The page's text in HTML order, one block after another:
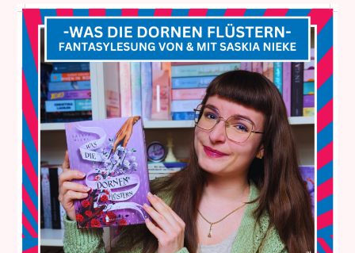
Mai
2025)